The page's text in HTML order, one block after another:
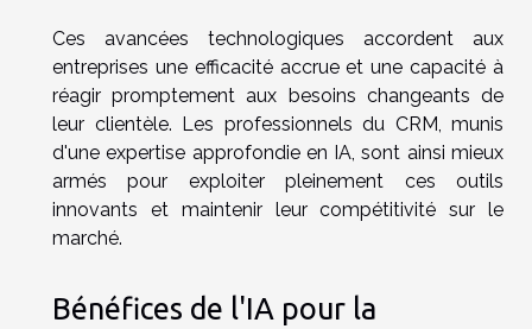
Ces avancées technologiques accordent aux
entreprises une efficacité accrue et une capacité à
réagir promptement aux besoins changeants de
leur clientèle. Les professionnels du CRM, munis
d'une expertise approfondie en IA, sont ainsi mieux
armés pour exploiter pleinement ces outils
innovants et maintenir leur compétitivité sur le
marché.
Bénéfices de l'IA pour la